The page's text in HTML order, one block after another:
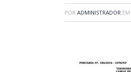
POR ADMINISTRADOR EM